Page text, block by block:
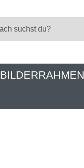
BILDERRAHMEN